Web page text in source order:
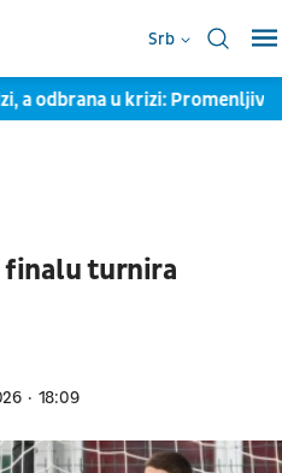
Srb
u krizi: Promenljivi Sek i
finalu turnira
18:09